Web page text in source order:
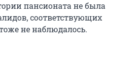
пансионата не была
соответствующих
не наблюдалось.